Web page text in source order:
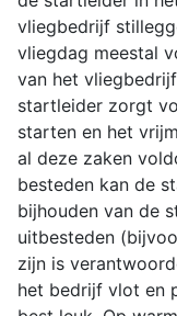
vliegbedrijf
vliegdag meestal
van het
startleider zorgt
starten en het
al deze zaken
besteden kan de
bijhouden van de
uitbesteden
zijn is
het bedrijf vlot en